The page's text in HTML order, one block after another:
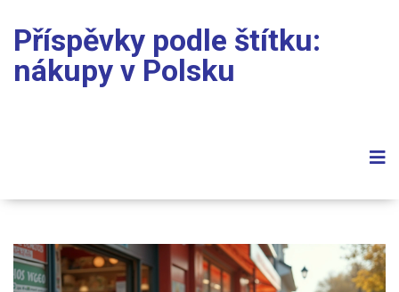
Příspěvky podle štítku:
nákupy v Polsku